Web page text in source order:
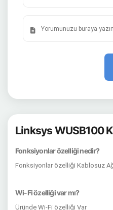
Linksys WUSB100
Fonksiyonlar özelliği nedir?
Fonksiyonlar özelliği Kablosuz
Wi-Fi özelliği var mı?
Üründe Wi-Fi özelliği Var